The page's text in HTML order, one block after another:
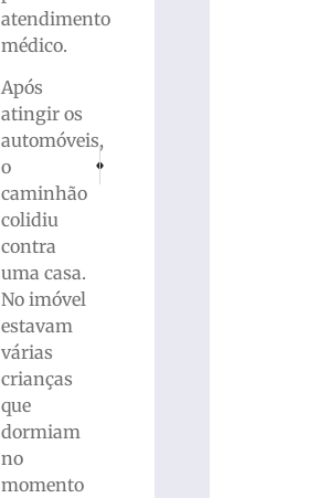
atendimento
médico.
Após
atingir os
automóveis,
o
caminhão
colidiu
contra
uma casa.
No imóvel
estavam
várias
crianças
que
dormiam
no
momento
PRÓXIMO